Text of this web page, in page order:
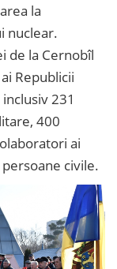
la
nuclear.
de la Cernobîl
Republicii
231
400
ai
civile.